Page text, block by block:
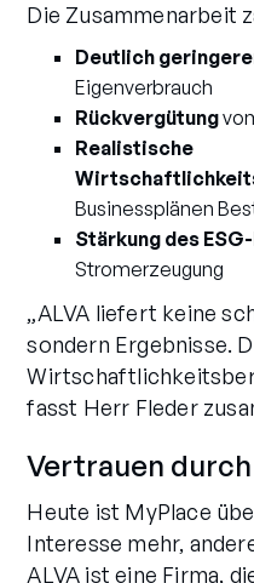
Die Zusammenarbeit
Deutlich
Eigenverbrauch
Rückvergütung
Realistische
Businessplänen
Stärkung des
Stromerzeugung
„ALVA liefert keine
sondern Ergebnisse.
fasst Herr Fleder
Vertrauen
Heute ist MyPlace
Interesse mehr,
ALVA ist eine Firma,